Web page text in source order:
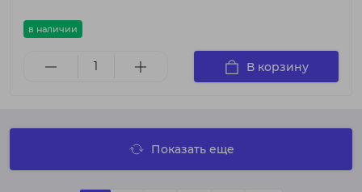
в наличии
В корзину
Показать еще